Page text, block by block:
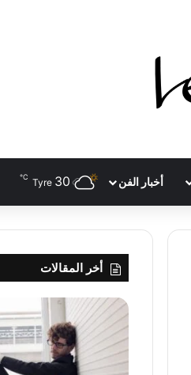
أخبار الفن Tyre 30
℃
أخر المقالات